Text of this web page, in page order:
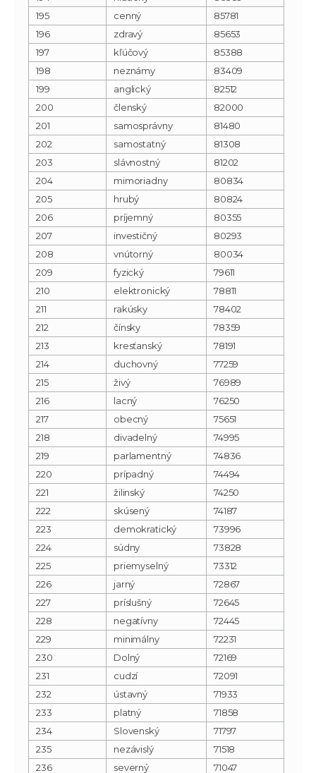
195
cenný
85781
196
zdravý
85653
197
kľúčový
85388
198
neznámy
83409
199
anglický
82512
200
členský
82000
201
samosprávny
81480
202
samostatný
81308
203
slávnostný
81202
204
mimoriadny
80834
205
hrubý
80824
206
príjemný
80355
207
investičný
80293
208
vnútorný
80034
209
fyzický
79611
210
elektronický
78811
211
rakúsky
78402
212
čínsky
78359
213
kresťanský
78191
214
duchovný
77259
215
živý
76989
216
lacný
76250
217
obecný
75651
218
divadelný
74995
219
parlamentný
74836
220
prípadný
74494
221
žilinský
74250
222
skúsený
74187
223
demokratický
73996
224
súdny
73828
225
priemyselný
73312
226
jarný
72867
227
príslušný
72645
228
negatívny
72445
229
minimálny
72231
230
Dolný
72169
231
cudzí
72091
232
ústavný
71933
233
platný
71858
234
Slovenský
71797
235
nezávislý
71518
236
severný
71047